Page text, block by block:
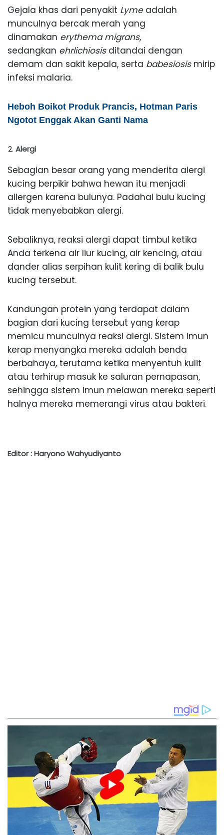
Gejala khas dari penyakit Lymeadalah
munculnya bercak merah yang
dinamakan erythema migrans,
sedangkan ehrlichiosisditandai dengan
demam dan sakit kepala, serta babesiosismirip
infeksi malaria.
Heboh Boikot Produk Prancis, Hotman Paris
Ngotot Enggak Akan Ganti Nama
Alergi
Sebagian besar orang yang menderita alergi
kucing berpikir bahwa hewan itu menjadi
allergen karena bulunya. Padahal bulu kucing
tidak menyebabkan alergi.
Sebaliknya, reaksi alergi dapat timbul ketika
Anda terkena air liur kucing, air kencing, atau
dander alias serpihan kulit kering di balik bulu
kucing tersebut.
Kandungan protein yang terdapat dalam
bagian dari kucing tersebut yang kerap
memicu munculnya reaksi alergi. Sistem imun
kerap menyangka mereka adalah benda
berbahaya, terutama ketika menyentuh kulit
atau terhirup masuk ke saluran pernapasan,
sehingga sistem imun melawan mereka seperti
halnya mereka memerangi virus atau bakteri.
Editor : Haryono Wahyudiyanto